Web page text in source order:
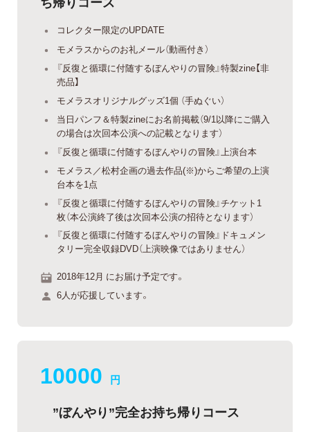
コレクター限定のUPDATE
モメラスからのお礼メール（動画付き）
『反復と循環に付随するぼんやりの冒険』特製zine【非
売品】
モメラスオリジナルグッズ1個 （手ぬぐい）
当日パンフ＆特製zineにお名前掲載（9/1以降にご購入
の場合は次回本公演への記載となります）
『反復と循環に付随するぼんやりの冒険』上演台本
モメラス／松村企画の過去作品(※)からご希望の上演
台本を1点
『反復と循環に付随するぼんやりの冒険』チケット1
枚（本公演終了後は次回本公演の招待となります）
『反復と循環に付随するぼんやりの冒険』ドキュメン
タリー完全収録DVD（上演映像ではありません）
2018年12月 にお届け予定です。
6人が応援しています。
10000 円
”ぼんやり”完全お持ち帰りコース